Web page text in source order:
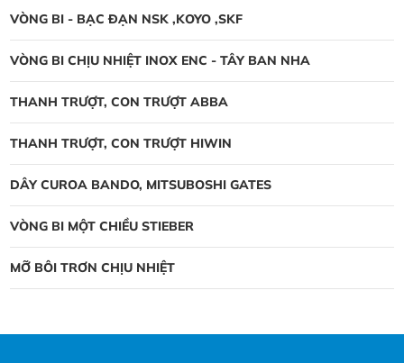
VÒNG BI - BẠC ĐẠN NSK ,KOYO ,SKF
VÒNG BI CHỊU NHIỆT INOX ENC - TÂY BAN NHA
THANH TRƯỢT, CON TRƯỢT ABBA
THANH TRƯỢT, CON TRƯỢT HIWIN
DÂY CUROA BANDO, MITSUBOSHI GATES
VÒNG BI MỘT CHIỀU STIEBER
MỠ BÔI TRƠN CHỊU NHIỆT